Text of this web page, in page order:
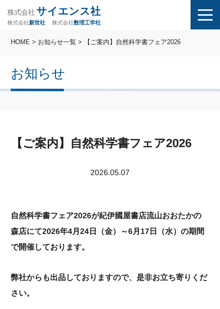
株式会社 サイエンス社
株式会社新世社 株式会社数理工学社
お知らせ
HOME > お知らせ一覧 > 【ご案内】自然科学書フェア2026
【ご案内】自然科学書フェア2026
2026.05.07
自然科学書フェア2026が紀伊國屋書店流山おおたかの
森店にて2026年4月24日（金）～6月17日（水）の期間
で開催しております。
弊社からも出品しておりますので、是非お立ち寄りくだ
さい。